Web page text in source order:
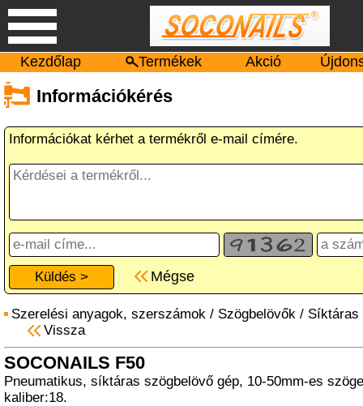
Kezdőlap Termékek Akció
Információkérés
Információkat kérhet a termékről e-mail címére.
Mégse
Szerelési anyagok, szerszámok / Szögbelövők / Síktáras
Vissza
SOCONAILS F50
Pneumatikus, síktáras szögbelövő gép, 10-50mm-es
kaliber:18.